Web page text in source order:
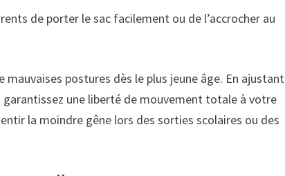
de porter le sac facilement ou de l’accrocher au
postures dès le plus jeune âge. En ajustant
garantissez une liberté de mouvement totale à votre
la moindre gêne lors des sorties scolaires ou des